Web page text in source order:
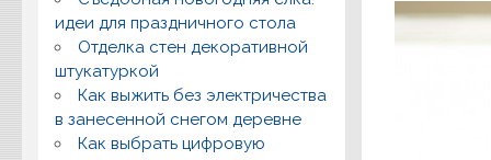
идеи для праздничного стола
Отделка стен декоративной
штукатуркой
Как выжить без электричества
в занесенной снегом деревне
Как выбрать цифровую